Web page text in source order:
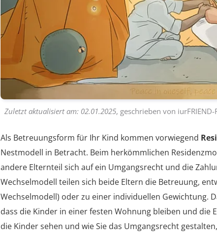
Zuletzt aktualisiert am: 02.01.2025, geschrieben von
Als Betreuungsform für Ihr Kind kommen vorwiegend
Nestmodell in Betracht. Beim herkömmlichen
andere Elternteil sich auf ein Umgangsrecht und die
Wechselmodell teilen sich beide Eltern die Betreuung,
Wechselmodell) oder zu einer individuellen Gewichtung.
dass die Kinder in einer festen Wohnung bleiben und die
die Kinder sehen und wie Sie das Umgangsrecht